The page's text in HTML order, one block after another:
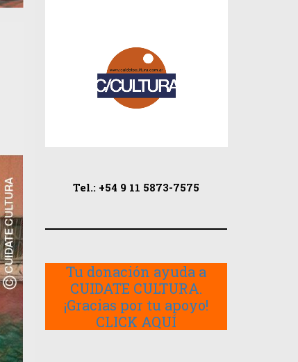
Tel.: +54 9 11 5873-7575
Tu donación ayuda a
CUIDATE CULTURA.
¡Gracias por tu apoyo!
CLICK AQUÍ